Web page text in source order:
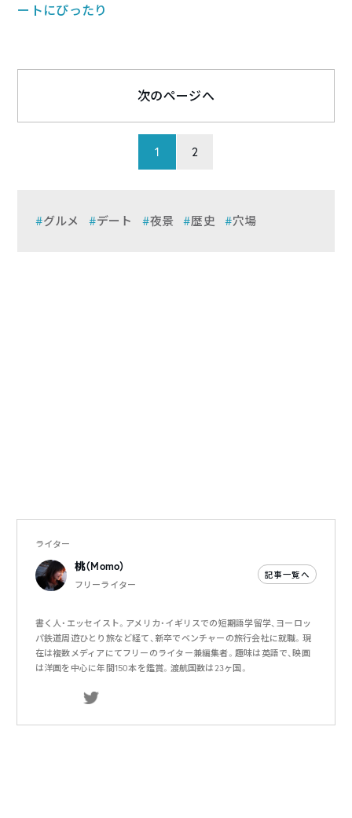
ートにぴったり
1 2
次のページへ
グルメ デート 夜景 歴史 穴場
ライター
桃（Momo）
フリーライター
記事一覧へ
書く人・エッセイスト。アメリカ・イギリスでの短期語学留学、ヨーロッ
パ鉄道周遊ひとり旅など経て、新卒でベンチャーの旅行会社に就職。現
在は複数メディアにてフリーのライター兼編集者。趣味は英語で、映画
は洋画を中心に年間150本を鑑賞。渡航国数は23ヶ国。